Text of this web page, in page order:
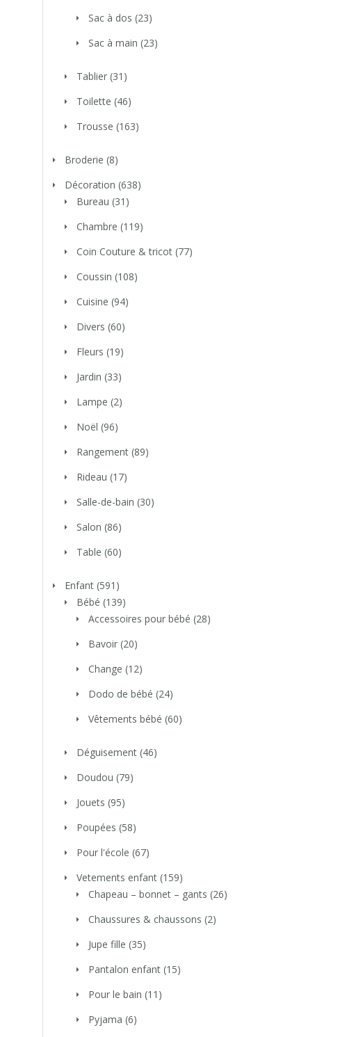
Sac à dos (23)
Sac à main (23)
Tablier (31)
Toilette (46)
Trousse (163)
Broderie (8)
Décoration (638)
Bureau (31)
Chambre (119)
Coin Couture & tricot (77)
Coussin (108)
Cuisine (94)
Divers (60)
Fleurs (19)
Jardin (33)
Lampe (2)
Noël (96)
Rangement (89)
Rideau (17)
Salle-de-bain (30)
Salon (86)
Table (60)
Enfant (591)
Bébé (139)
Accessoires pour bébé (28)
Bavoir (20)
Change (12)
Dodo de bébé (24)
Vêtements bébé (60)
Déguisement (46)
Doudou (79)
Jouets (95)
Poupées (58)
Pour l'école (67)
Vetements enfant (159)
Chapeau – bonnet – gants (26)
Chaussures & chaussons (2)
Jupe fille (35)
Pantalon enfant (15)
Pour le bain (11)
Pyjama (6)